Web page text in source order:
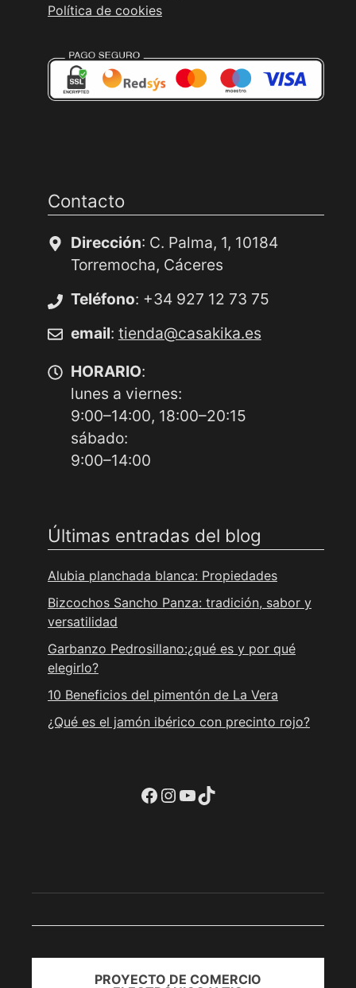
Política de cookies
Contacto
Dirección: C. Palma, 1, 10184
Torremocha, Cáceres
Teléfono: +34 927 12 73 75
email: tienda@casakika.es
HORARIO:
lunes a viernes:
9:00–14:00, 18:00–20:15
sábado:
9:00–14:00
Últimas entradas del blog
Alubia planchada blanca: Propiedades
Bizcochos Sancho Panza: tradición, sabor y
versatilidad
Garbanzo Pedrosillano:¿qué es y por qué
elegirlo?
10 Beneficios del pimentón de La Vera
¿Qué es el jamón ibérico con precinto rojo?
Ir a la cuenta de facebook de Restaurante Tuétano
Ir a la cuenta de Instagram de Restaurante Tuétano
YouTube
TikTok
PROYECTO DE COMERCIO